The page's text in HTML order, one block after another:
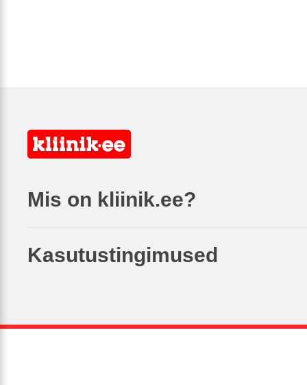
Mis on kliinik.ee?
Kasutustingimused